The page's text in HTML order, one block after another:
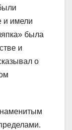
и имели
была
и
о